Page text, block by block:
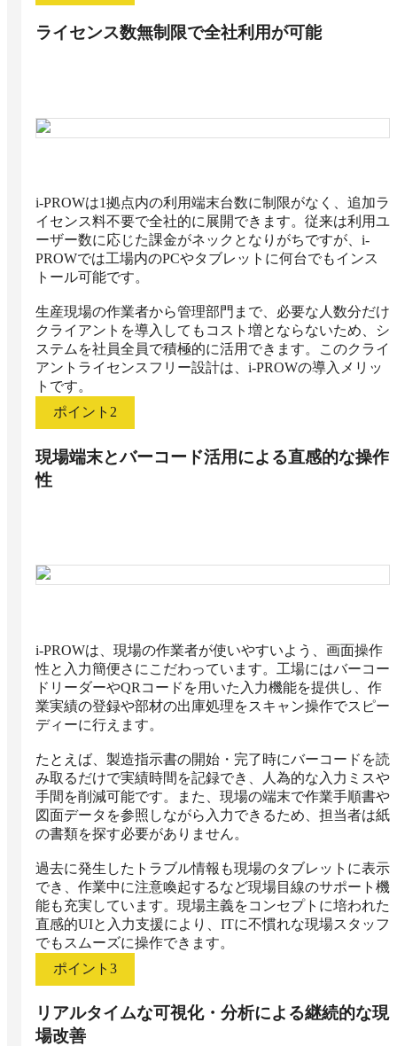
ライセンス数無制限で全社利用が可能
i-PROWは1拠点内の利用端末台数に制限がなく、追加ラ
イセンス料不要で全社的に展開できます。従来は利用ユ
ーザー数に応じた課金がネックとなりがちですが、i-
PROWでは工場内のPCやタブレットに何台でもインス
トール可能です。
生産現場の作業者から管理部門まで、必要な人数分だけ
クライアントを導入してもコスト増とならないため、シ
ステムを社員全員で積極的に活用できます。このクライ
アントライセンスフリー設計は、i-PROWの導入メリッ
トです。
ポイント 2
現場端末とバーコード活用による直感的な操作
性
i-PROWは、現場の作業者が使いやすいよう、画面操作
性と入力簡便さにこだわっています。工場にはバーコー
ドリーダーやQRコードを用いた入力機能を提供し、作
業実績の登録や部材の出庫処理をスキャン操作でスピー
ディーに行えます。
たとえば、製造指示書の開始・完了時にバーコードを読
み取るだけで実績時間を記録でき、人為的な入力ミスや
手間を削減可能です。また、現場の端末で作業手順書や
図面データを参照しながら入力できるため、担当者は紙
の書類を探す必要がありません。
過去に発生したトラブル情報も現場のタブレットに表示
でき、作業中に注意喚起するなど現場目線のサポート機
能も充実しています。現場主義をコンセプトに培われた
直感的UIと入力支援により、ITに不慣れな現場スタッフ
でもスムーズに操作できます。
ポイント 3
リアルタイムな可視化・分析による継続的な現
場改善